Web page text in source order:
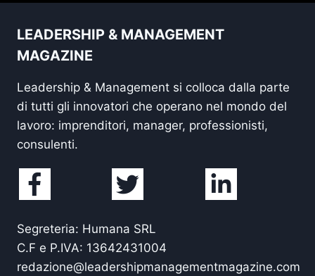
LEADERSHIP & MANAGEMENT
MAGAZINE
Leadership & Management si colloca dalla parte
di tutti gli innovatori che operano nel mondo del
lavoro: imprenditori, manager, professionisti,
consulenti.
Segreteria: Humana SRL
C.F e P.IVA: 13642431004
redazione@leadershipmanagementmagazine.com